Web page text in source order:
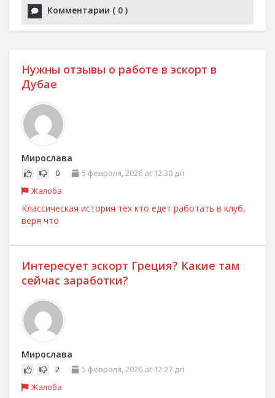
Комментарии ( 0 )
Нужны отзывы о работе в эскорт в
Дубае
Мирослава
0
5 февраля, 2026 at 12:30 дп
Жалоба
Классическая история тех кто едет работать в клуб,
веря что
Интересует эскорт Греция? Какие там
сейчас заработки?
Мирослава
2
5 февраля, 2026 at 12:27 дп
Жалоба